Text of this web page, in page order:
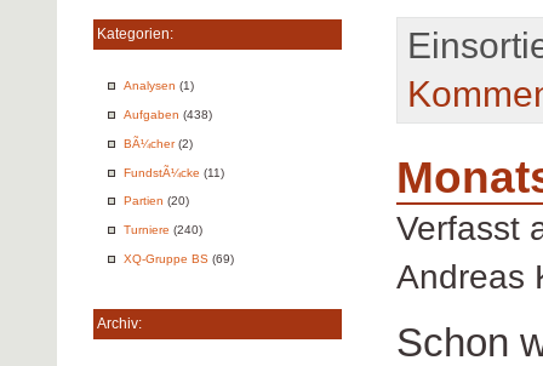
Kategorien:
Analysen (1)
Aufgaben (438)
BÃ¼cher(2)
FundstÃ¼cke (11)
Partien (20)
Turniere (240)
XQ-Gruppe BS (69)
Archiv:
Verfasst
Andreas
Schon